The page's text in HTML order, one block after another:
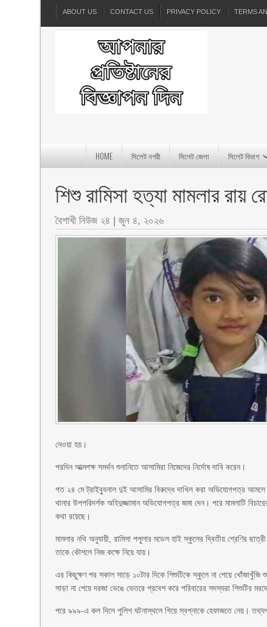
ABOUT US CONTACT US PRIVACY POLICY TERMS
HOME সিলেট নগরী সিলেট জেলা সিলেট বিভাগ
শিশু রামিসা হত্যা মামলার রায়
বৈশাখী নিউজ ২৪ |জুন ৪, ২০২৬
নেওয়া হয়।
পরদিন আত্মপক্ষ সমর্থন শুনানিতে আসামিরা নিজেদের নির্দোষ দাবি করেন।
গত ২৪ মে ট্রাইব্যুনাল দুই আসামির বিরুদ্ধে দাখিল করা অভিযোগপত্র আমলে
থানার উপপরিদর্শক অহিদুজ্জামান অভিযোগপত্র জমা দেন। পরে মামলাটি
কথা রয়েছে।
মামলার নথি অনুযায়ী, রামিসা পপুলার মডেল হাই স্কুলের দ্বিতীয় শ্রেণির
তাকে কৌশলে নিজ কক্ষে নিয়ে যায়।
এর কিছুক্ষণ পর সকাল সাড়ে ১০টার দিকে শিশুটিকে স্কুলে না পেয়ে
সাড়া না পেয়ে দরজা ভেঙে ভেতরে প্রবেশ করে পরিবারের সদস্যরা শিশুটির
পরে ৯৯৯-এ কল দিলে পুলিশ ঘটনাস্থলে গিয়ে স্বপ্নাকে হেফাজতে নেয়।